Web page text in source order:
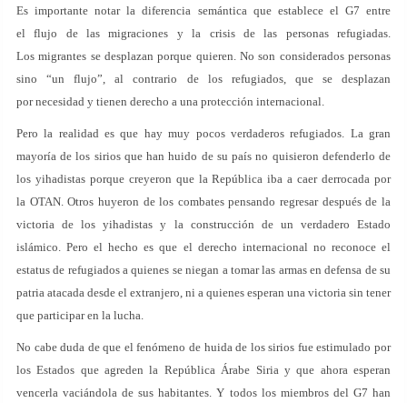
Es importante notar la diferencia semántica que establece el G7 entre
el flujo de las migraciones y la crisis de las personas refugiadas.
Los migrantes se desplazan porque quieren. No son considerados personas
sino “un flujo”, al contrario de los refugiados, que se desplazan
por necesidad y tienen derecho a una protección internacional.
Pero la realidad es que hay muy pocos verdaderos refugiados. La gran
mayoría de los sirios que han huido de su país no quisieron defenderlo de
los yihadistas porque creyeron que la República iba a caer derrocada por
la OTAN. Otros huyeron de los combates pensando regresar después de la
victoria de los yihadistas y la construcción de un verdadero Estado
islámico. Pero el hecho es que el derecho internacional no reconoce el
estatus de refugiados a quienes se niegan a tomar las armas en defensa de su
patria atacada desde el extranjero, ni a quienes esperan una victoria sin tener
que participar en la lucha.
No cabe duda de que el fenómeno de huida de los sirios fue estimulado por
los Estados que agreden la República Árabe Siria y que ahora esperan
vencerla vaciándola de sus habitantes. Y todos los miembros del G7 han